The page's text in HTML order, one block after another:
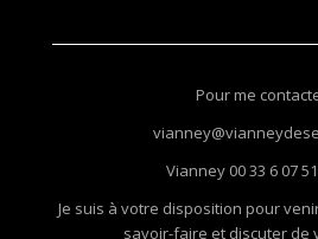
Pour me
Vianney 00 33 6 07
Je suis à votre disposition pour
savoir-faire et discuter de